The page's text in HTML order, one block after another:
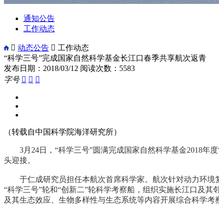
通知公告
工作动态
 动态公告  工作动态
“科学三号”完成国家自然科学基金长江口春季共享航次返青
发布日期：2018/03/12 阅读次数：5583
字号   
（转载自中国科学院海洋研究所）
3月24日，“科学三号”圆满完成国家自然科学基金2018年
头迎接。
于仁成研究员担任本航次首席科学家。航次针对动力环境
“科学三号”轮和“创新二”轮科学考察船，组织实施长江口及
及其生态效应、生物多样性与生态系统等内容开展综合科学